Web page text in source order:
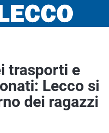
trasporti e
Lecco si
dei ragazzi